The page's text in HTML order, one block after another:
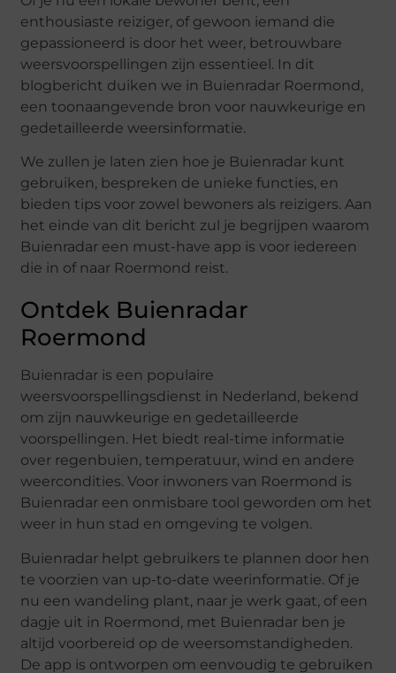
enthousiaste reiziger, of gewoon iemand die
gepassioneerd is door het weer, betrouwbare
weersvoorspellingen zijn essentieel. In dit
blogbericht duiken we in Buienradar Roermond,
een toonaangevende bron voor nauwkeurige en
gedetailleerde weersinformatie.
We zullen je laten zien hoe je Buienradar kunt
gebruiken, bespreken de unieke functies, en
bieden tips voor zowel bewoners als reizigers. Aan
het einde van dit bericht zul je begrijpen waarom
Buienradar een must-have app is voor iedereen
die in of naar Roermond reist.
Ontdek Buienradar
Roermond
Buienradar is een populaire
weersvoorspellingsdienst in Nederland, bekend
om zijn nauwkeurige en gedetailleerde
voorspellingen. Het biedt real-time informatie
over regenbuien, temperatuur, wind en andere
weercondities. Voor inwoners van Roermond is
Buienradar een onmisbare tool geworden om het
weer in hun stad en omgeving te volgen.
Buienradar helpt gebruikers te plannen door hen
te voorzien van up-to-date weerinformatie. Of je
nu een wandeling plant, naar je werk gaat, of een
dagje uit in Roermond, met Buienradar ben je
altijd voorbereid op de weersomstandigheden.
De app is ontworpen om eenvoudig te gebruiken